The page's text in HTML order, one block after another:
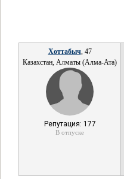
Хоттабыч, 47
Казахстан, Алматы (Алма-Ата)
Репутация: 177
В отпуске